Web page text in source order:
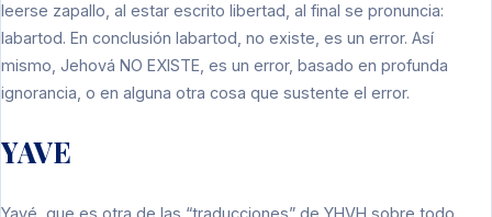
leerse zapallo, al estar escrito libertad, al final se pronuncia:
labartod. En conclusión labartod, no existe, es un error. Así
mismo, Jehová NO EXISTE, es un error, basado en profunda
ignorancia, o en alguna otra cosa que sustente el error.
YAVE
Yavé, que es otra de las “traducciones” de YHVH sobre todo